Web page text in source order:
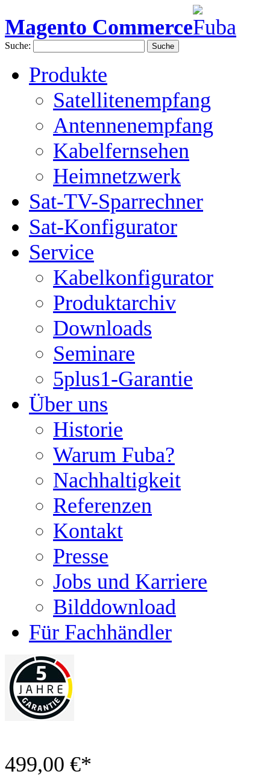
Magento Commerce
Suche: Suche
Produkte
Satellitenempfang
Antennenempfang
Kabelfernsehen
Heimnetzwerk
Sat-TV-Sparrechner
Sat-Konfigurator
Service
Kabelkonfigurator
Produktarchiv
Downloads
Seminare
5plus1-Garantie
Über uns
Historie
Warum Fuba?
Nachhaltigkeit
Referenzen
Kontakt
Presse
Jobs und Karriere
Bilddownload
Für Fachhändler
499,00 €*